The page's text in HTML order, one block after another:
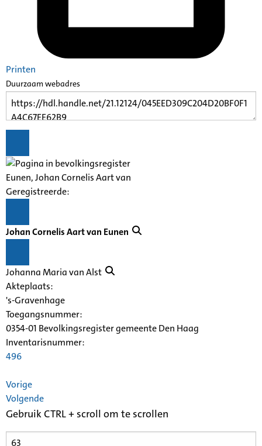
Printen
Duurzaam webadres
Eunen, Johan Cornelis Aart van
Geregistreerde:
Johan Cornelis Aart van Eunen
Johanna Maria van Alst
Akteplaats:
's-Gravenhage
Toegangsnummer:
0354-01 Bevolkingsregister gemeente Den Haag
Inventarisnummer:
496
Vorige
Volgende
Gebruik CTRL + scroll om te scrollen